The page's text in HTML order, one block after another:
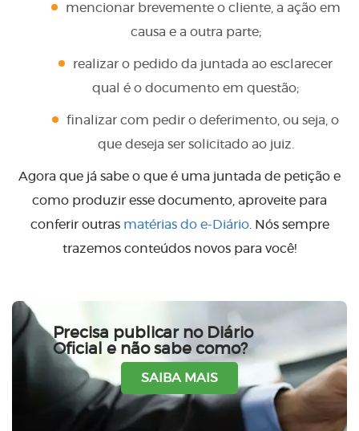
mencionar brevemente o cliente, a ação em
causa e a outra parte;
realizar o pedido da juntada ao esclarecer
qual é o documento em questão;
finalizar com pedir o deferimento, ou seja, o
que deseja ser solicitado ao juiz.
Agora que já sabe o que é uma juntada de petição e
como produzir esse documento, aproveite para
conferir outras matérias do e-Diário. Nós sempre
trazemos conteúdos novos para você!
Precisa publicar no Diário
Oficial e não sabe como?
SAIBA MAIS